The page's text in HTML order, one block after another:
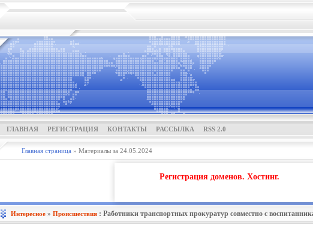
ГЛАВНАЯ РЕГИСТРАЦИЯ КОНТАКТЫ РАССЫЛКА RSS 2.0
Главная страница » Материалы за 24.05.2024
Регистрация доменов. Хостинг.
Интересное » Проиcшествия : Работники транспортных прокуратур совместно с